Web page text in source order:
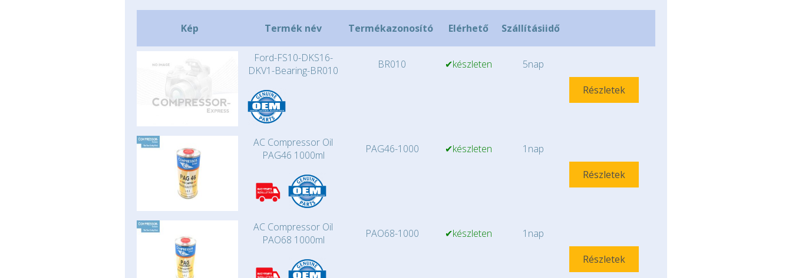
Kép Termék név Termékazonosító Elérhető Szállításiidő
Ford-FS10-DKS16-
DKV1-Bearing-BR010
BR010 ✔készleten
5nap
Részletek
AC Compressor Oil
PAG46 1000ml
PAG46-1000 ✔készleten
1nap
Részletek
AC Compressor Oil
PAO68 1000ml
PAO68-1000 ✔készleten
1nap
Részletek